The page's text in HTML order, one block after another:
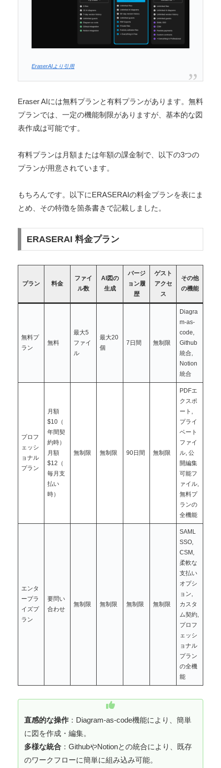
EraserAIより引用
Eraser AIには無料プランと有料プランがあります。無料
プランでは、一定の機能制限がありますが、基本的な図
表作成は可能です。
有料プランは月額または年額の課金制で、以下の3つの
プランが用意されています。
もちろんです。以下にERASERAIの料金プランを表にま
とめ、その特徴を箇条書きで記載しました。
ERASERAI 料金プラン
プラン 料金
ファイ
ル数
AI図の
生成
バージ
ョン履
歴
ゲスト
アクセ
ス
その他
の機能
無料プ
ラン
無料
最大5
ファイ
ル
最大20
個
7日間 無制限
Diagra
m-as-
code,
Github
統合,
Notion
統合
プロフ
ェッシ
ョナル
プラン
月額
$10（
年間契
約時）
月額
$12（
毎月支
払い
時）
無制限 無制限 90日間 無制限
PDFエ
クスポ
ート,
プライ
ベート
ファイ
ル, 公
開編集
可能フ
ァイル,
無料プ
ランの
全機能
エンタ
ープラ
イズプ
ラン
要問い
合わせ
無制限 無制限 無制限 無制限
SAML
SSO,
CSM,
柔軟な
支払い
オプシ
ョン,
カスタ
ム契約,
プロフ
ェッシ
ョナル
プラン
の全機
能
直感的な操作 ：Diagram-as-code機能により、簡単
に図を作成・編集。
多様な統合 ：GithubやNotionとの統合により、既存
のワークフローに簡単に組み込み可能。